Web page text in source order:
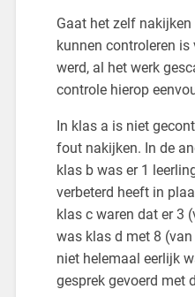
Gaat het zelf
kunnen controleren is
werd, al het werk
controle hierop
In klas a is niet
fout nakijken. In de
klas b was er 1
verbeterd heeft in
klas c waren dat er 3
was klas d met 8
niet helemaal eerlijk
gesprek gevoerd met